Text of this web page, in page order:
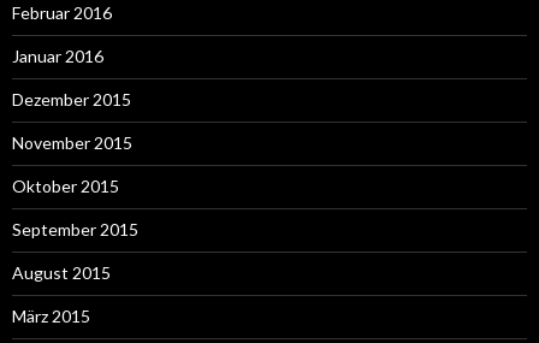
Februar 2016
Januar 2016
Dezember 2015
November 2015
Oktober 2015
September 2015
August 2015
März 2015